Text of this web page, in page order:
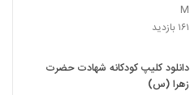
M
۱۶۱ بازدید
دانلود کلیپ کودکانه شهادت حضرت
زهرا (س)